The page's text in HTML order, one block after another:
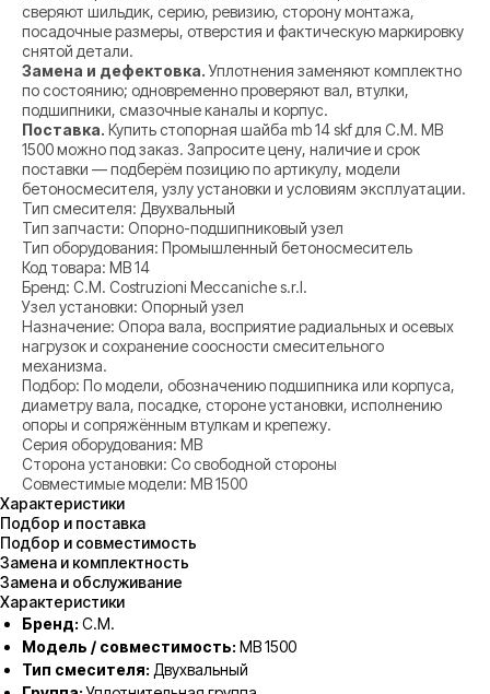
сверяют шильдик, серию, ревизию, сторону монтажа,
посадочные размеры, отверстия и фактическую маркировку
снятой детали.
Замена и дефектовка.Уплотнения заменяют комплектно
по состоянию; одновременно проверяют вал, втулки,
подшипники, смазочные каналы и корпус.
Поставка. Купить стопорная шайба mb 14 skf для C.M. MB
1500 можно под заказ. Запросите цену, наличие и срок
поставки — подберём позицию по артикулу, модели
бетоносмесителя, узлу установки и условиям эксплуатации.
Тип смесителя: Двухвальный
Тип запчасти: Опорно-подшипниковый узел
Тип оборудования: Промышленный бетоносмеситель
Код товара: MB 14
Бренд: C.M. Costruzioni Meccaniche s.r.l.
Узел установки: Опорный узел
Назначение: Опора вала, восприятие радиальных и осевых
нагрузок и сохранение соосности смесительного
механизма.
Подбор: По модели, обозначению подшипника или корпуса,
диаметру вала, посадке, стороне установки, исполнению
опоры и сопряжённым втулкам и крепежу.
Серия оборудования: MB
Сторона установки: Со свободной стороны
Совместимые модели: MB 1500
Характеристики
Подбор и поставка
Подбор и совместимость
Замена и комплектность
Замена и обслуживание
Характеристики
Бренд: C.M.
Модель / совместимость: MB 1500
Тип смесителя: Двухвальный